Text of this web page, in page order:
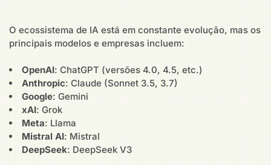
O ecossistema de IA está em constante evolução, mas os
principais modelos e empresas incluem:
OpenAI: ChatGPT (versões 4.0, 4.5, etc.)
Anthropic: Claude (Sonnet 3.5, 3.7)
Google: Gemini
xAI: Grok
Meta: Llama
Mistral AI: Mistral
DeepSeek: DeepSeek V3